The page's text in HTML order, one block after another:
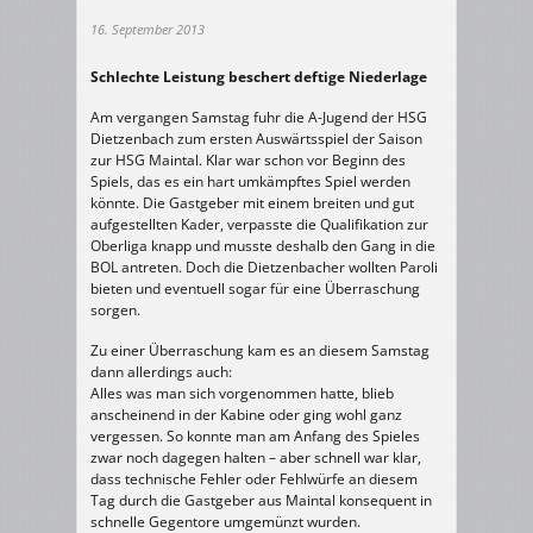
16. September 2013
Schlechte Leistung beschert deftige Niederlage
Am vergangen Samstag fuhr die A-Jugend der HSG
Dietzenbach zum ersten Auswärtsspiel der Saison
zur HSG Maintal. Klar war schon vor Beginn des
Spiels, das es ein hart umkämpftes Spiel werden
könnte. Die Gastgeber mit einem breiten und gut
aufgestellten Kader, verpasste die Qualifikation zur
Oberliga knapp und musste deshalb den Gang in die
BOL antreten. Doch die Dietzenbacher wollten Paroli
bieten und eventuell sogar für eine Überraschung
sorgen.
Zu einer Überraschung kam es an diesem Samstag
dann allerdings auch:
Alles was man sich vorgenommen hatte, blieb
anscheinend in der Kabine oder ging wohl ganz
vergessen. So konnte man am Anfang des Spieles
zwar noch dagegen halten – aber schnell war klar,
dass technische Fehler oder Fehlwürfe an diesem
Tag durch die Gastgeber aus Maintal konsequent in
schnelle Gegentore umgemünzt wurden.